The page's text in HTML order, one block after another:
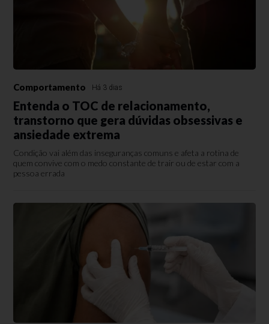
Comportamento Há 3 dias
Entenda o TOC de relacionamento,
transtorno que gera dúvidas obsessivas e
ansiedade extrema
Condição vai além das inseguranças comuns e afeta a rotina de
quem convive com o medo constante de trair ou de estar com a
pessoa errada